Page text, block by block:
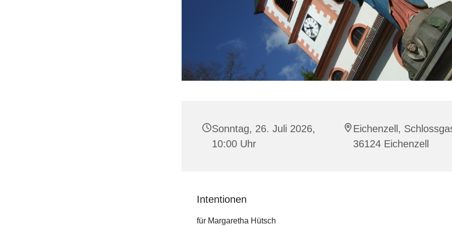
Sonntag, 26. Juli 2026,
10:00 Uhr
Eichenzell,
36124 Eichenzell
Intentionen
für Margaretha Hütsch